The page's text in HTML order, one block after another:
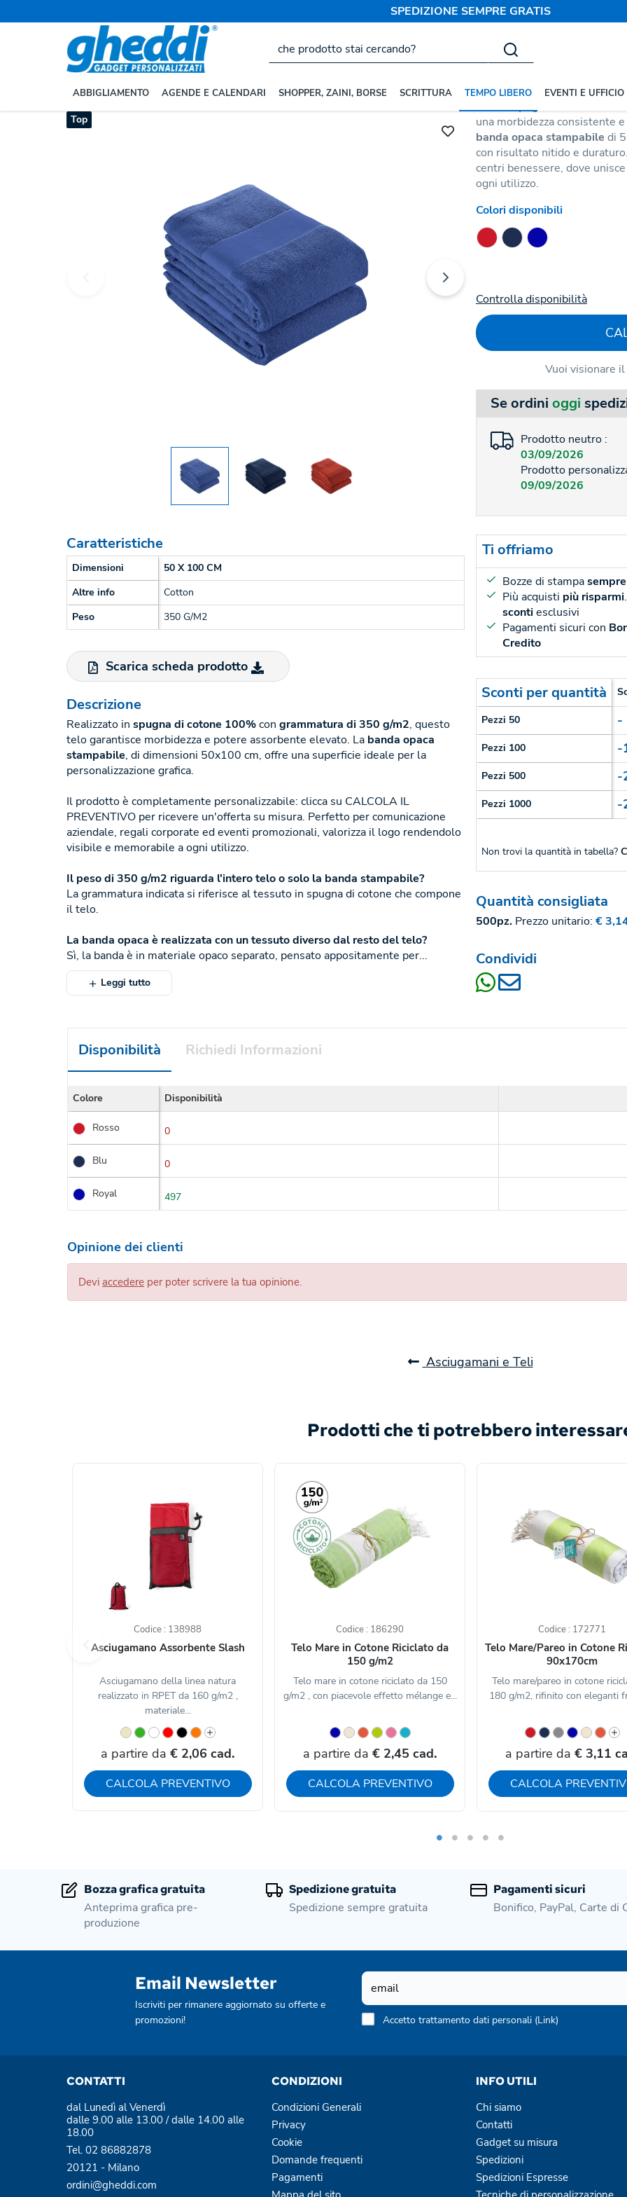
SPEDIZIONE SEMPRE GRATIS
ABBIGLIAMENTO AGENDE E CALENDARI SHOPPER, ZAINI, BORSE SCRITTURA TEMPO LIBERO EVENTI E UFFICIO
Asciugamani e Teli
Top
Telo in Spugna
Telo inspugna di cotone
una morbidezza consistente
banda opaca stampabile di
con risultato nitido e
centri benessere, dove
ogni utilizzo.
Colori disponibili
Controlla disponibilità
Vuoi visionare
Se ordini oggi
Prodotto neutro :
03/09/2026
Prodotto
09/09/2026
Caratteristiche
Dimensioni
50 X 100 CM
Altre info
Cotton
Peso
350 G/M2
Scarica scheda prodotto
Descrizione
Realizzato in spugna di cotone 100%con grammatura di 350 g/m2, questo
telo garantisce morbidezza e potere assorbente elevato. La banda opaca
stampabile, di dimensioni 50x100 cm, offre una superficie ideale per la
personalizzazione grafica.
Il prodotto è completamente personalizzabile: clicca su CALCOLA IL
PREVENTIVO per ricevere un'offerta su misura. Perfetto per comunicazione
aziendale, regali corporate ed eventi promozionali, valorizza il logo rendendolo
visibile e memorabile a ogni utilizzo.
Il peso di 350 g/m2 riguarda l'intero telo o solo la banda stampabile?
La grammatura indicata si riferisce al tessuto in spugna di cotone che compone
il telo.
La banda opaca è realizzata con un tessuto diverso dal resto del telo?
Sì, la banda è in materiale opaco separato, pensato appositamente per...
Leggi tutto
Ti offriamo
Bozze di stampa
Più acquisti più risparmi
scontiesclusivi
Pagamenti sicuri con
Credito
Sconti per quantità
Pezzi 50 -
Pezzi 100 -
Pezzi 500 -
Pezzi 1000 -
Non trovi la quantità in tabella?
Quantità consigliata
500pz. Prezzo unitario: €
Condividi
Disponibilità Richiedi Informazioni
Colore Disponibilità
Rosso 0
Blu 0
Royal 497
Opinione dei clienti
Devi accedere per poter scrivere la tua opinione.
Asciugamani e Teli
Prodotti che ti potrebbero
Codice : 138988
Asciugamano Assorbente Slash
Asciugamano della linea natura
realizzato in RPET da 160 g/m2 ,
materiale...
a partire da € 2,06 cad.
CALCOLA PREVENTIVO
Codice : 186290
Telo Mare in Cotone Riciclato da
150 g/m2
Telo mare in cotone riciclato da 150
g/m2 , con piacevole effetto mélange e...
a partire da € 2,45 cad.
CALCOLA PREVENTIVO
Codice : 172771
Telo Mare/Pareo in Cotone
90x170cm
Telo mare/pareo in cotone
180 g/m2, rifinito con eleganti
a partire da € 3,11
CALCOLA
Bozza grafica gratuita
Anteprima grafica pre-
produzione
Spedizione gratuita
Spedizione sempre gratuita
Pagamenti sicuri
Bonifico, PayPal, Carte di
Email Newsletter
Iscriviti per rimanere aggiornato su offerte e
promozioni!
Accetto trattamento dati personali (Link)
CONTATTI
dal Lunedì al Venerdì
dalle 9.00 alle 13.00 / dalle 14.00 alle
18.00
Tel. 02 86882878
20121 - Milano
ordini@gheddi.com
CONDIZIONI
Condizioni Generali
Privacy
Cookie
Domande frequenti
Pagamenti
INFO UTILI
Chi siamo
Contatti
Gadget su misura
Spedizioni
Spedizioni Espresse